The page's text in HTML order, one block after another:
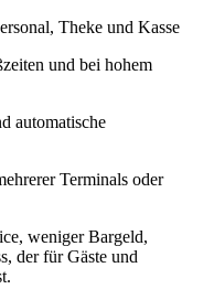
Theke und Kasse
und bei hohem
automatische
Terminals oder
weniger Bargeld,
der für Gäste und